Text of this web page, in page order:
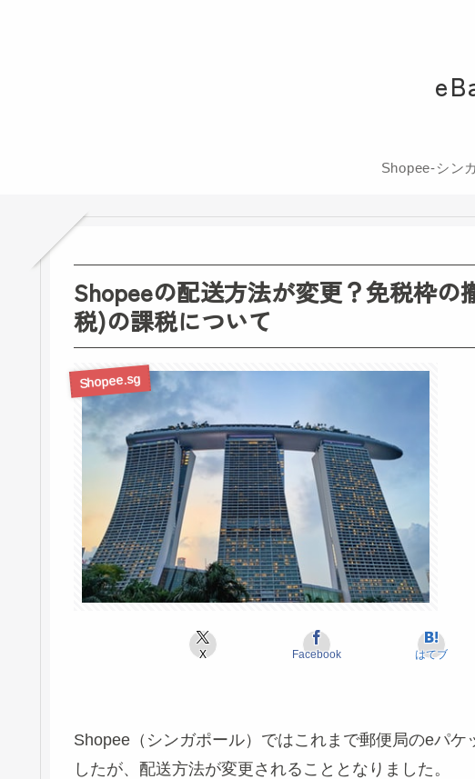
Shopee-シン
Shopeeの配送方法が変更？免税枠の
税)の課税について
Shopee.sg
X Facebook はてブ
Shopee（シンガポール）ではこれまで郵便局のeパ
したが、配送方法が変更されることとなりました。